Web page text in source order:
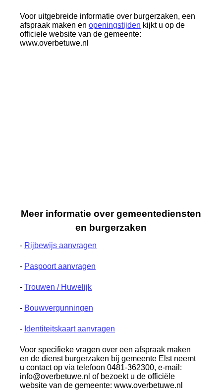
Voor uitgebreide informatie over burgerzaken, een
afspraak maken enopeningstijden kijkt u op de
officiele website van de gemeente:
www.overbetuwe.nl
Meer informatie over gemeentediensten
en burgerzaken
- Rijbewijs aanvragen
- Paspoort aanvragen
-Trouwen / Huwelijk
- Bouwvergunningen
- Identiteitskaart aanvragen
Voor specifieke vragen over een afspraak maken
en de dienst burgerzaken bij gemeente Elst neemt
u contact op via telefoon 0481-362300, e-mail:
info@overbetuwe.nl of bezoekt u de officiële
website van de gemeente: www.overbetuwe.nl